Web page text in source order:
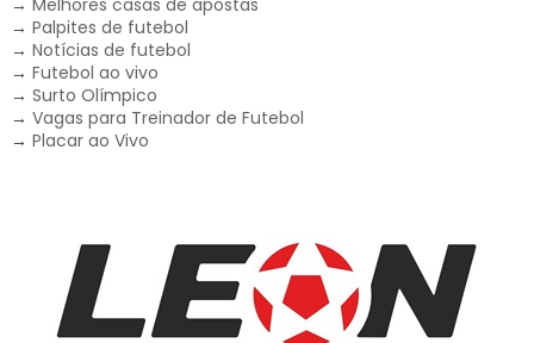
→ Palpites de futebol
→ Notícias de futebol
→ Futebol ao vivo
→ Surto Olímpico
→ Vagas para Treinador de Futebol
→ Placar ao Vivo